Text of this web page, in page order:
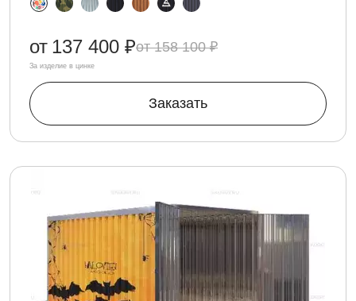
158 100 ₽
от 137 400 ₽
За изделие в цинке
Заказать